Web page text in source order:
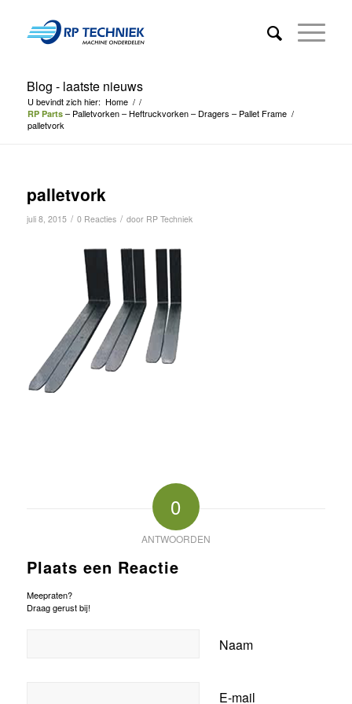
Blog - laatste nieuws
U bevindt zich hier: Home / /
RP Parts – Palletvorken – Heftruckvorken – Dragers – Pallet Frame /
palletvork
palletvork
juli 8, 2015 / 0 Reacties / door RP Techniek
0
ANTWOORDEN
Plaats een Reactie
Meepraten?
Draag gerust bij!
Naam
E-mail